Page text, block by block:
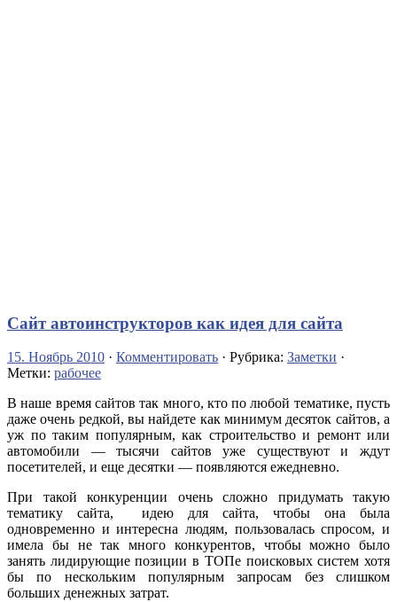
Сайт автоинструкторов как идея для сайта
15. Ноябрь 2010 · Комментировать · Рубрика: Заметки ·
Метки: рабочее
В наше время сайтов так много, кто по любой тематике, пусть
даже очень редкой, вы найдете как минимум десяток сайтов, а
уж по таким популярным, как строительство и ремонт или
автомобили — тысячи сайтов уже существуют и ждут
посетителей, и еще десятки — появляются ежедневно.
При такой конкуренции очень сложно придумать такую
тематику сайта, идею для сайта, чтобы она была
одновременно и интересна людям, пользовалась спросом, и
имела бы не так много конкурентов, чтобы можно было
занять лидирующие позиции в ТОПе поисковых систем хотя
бы по нескольким популярным запросам без слишком
больших денежных затрат.